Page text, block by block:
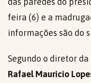
feira (6) e a
informações são do
Segundo o diretor
Rafael Mauricio